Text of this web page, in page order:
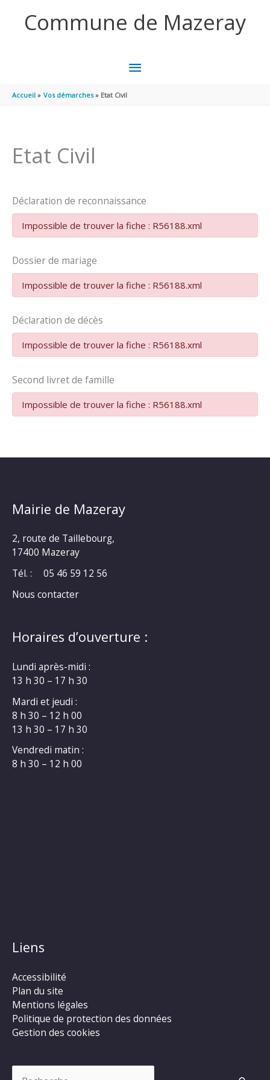
Commune de Mazeray
MENU
PRINCIPAL
Accueil Vos démarches Etat Civil
Etat Civil
Déclaration de reconnaissance
Impossible de trouver la fiche : R56188.xml
Dossier de mariage
Impossible de trouver la fiche : R56188.xml
Déclaration de décès
Impossible de trouver la fiche : R56188.xml
Second livret de famille
Impossible de trouver la fiche : R56188.xml
Mairie de Mazeray
2, route de Taillebourg,
17400 Mazeray
Tél. :
05 46 59 12 56
Nous contacter
Horaires d’ouverture :
Lundi après-midi :
13 h 30 – 17 h 30
Mardi et jeudi :
8 h 30 – 12 h 00
13 h 30 – 17 h 30
Vendredi matin :
8 h 30 – 12 h 00
Liens
Accessibilité
Plan du site
Mentions légales
Politique de protection des données
Gestion des cookies